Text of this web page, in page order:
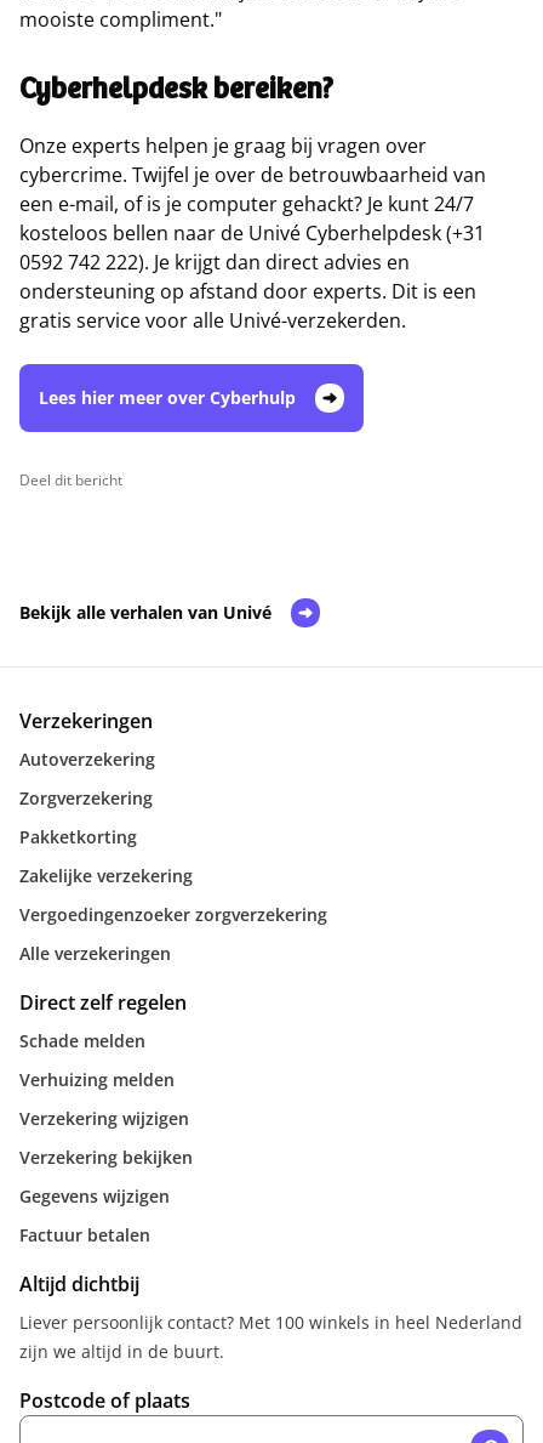
mooiste compliment."
Cyberhelpdesk bereiken?
Onze experts helpen je graag bij vragen over
cybercrime. Twijfel je over de betrouwbaarheid van
een e-mail, of is je computer gehackt? Je kunt 24/7
kosteloos bellen naar de Univé Cyberhelpdesk (+31
0592 742 222). Je krijgt dan direct advies en
ondersteuning op afstand door experts. Dit is een
gratis service voor alle Univé-verzekerden.
Lees hier meer over Cyberhulp
Deel dit bericht
Bekijk alle verhalen van Univé
Verzekeringen
Autoverzekering
Zorgverzekering
Pakketkorting
Zakelijke verzekering
Vergoedingenzoeker zorgverzekering
Alle verzekeringen
Direct zelf regelen
Schade melden
Verhuizing melden
Verzekering wijzigen
Verzekering bekijken
Gegevens wijzigen
Factuur betalen
Altijd dichtbij
Liever persoonlijk contact? Met 100 winkels in heel Nederland
zijn we altijd in de buurt.
Postcode of plaats